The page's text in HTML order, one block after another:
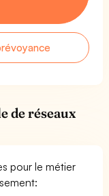
de réseaux
pour le métier